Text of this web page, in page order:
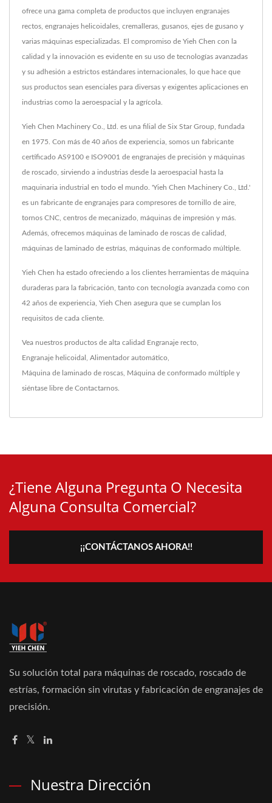
ofrece una gama completa de productos que incluyen engranajes
rectos, engranajes helicoidales, cremalleras, gusanos, ejes de gusano y
varias máquinas especializadas. El compromiso de Yieh Chen con la
calidad y la innovación es evidente en su uso de tecnologías avanzadas
y su adhesión a estrictos estándares internacionales, lo que hace que
sus productos sean esenciales para diversas y exigentes aplicaciones en
industrias como la aeroespacial y la agrícola.
Yieh Chen Machinery Co., Ltd. es una filial de Six Star Group, fundada
en 1975. Con más de 40 años de experiencia, somos un fabricante
certificado AS9100 e ISO9001 de engranajes de precisión y máquinas
de roscado, sirviendo a industrias desde la aeroespacial hasta la
maquinaria industrial en todo el mundo. 'Yieh Chen Machinery Co., Ltd.'
es un fabricante de engranajes para compresores de tornillo de aire,
tornos CNC, centros de mecanizado, máquinas de impresión y más.
Además, ofrecemos máquinas de laminado de roscas de calidad,
máquinas de laminado de estrías, máquinas de conformado múltiple.
Yieh Chen ha estado ofreciendo a los clientes herramientas de máquina
duraderas para la fabricación, tanto con tecnología avanzada como con
42 años de experiencia, Yieh Chen asegura que se cumplan los
requisitos de cada cliente.
Vea nuestros productos de alta calidad Engranaje recto
Engranaje helicoidal Alimentador automático
Máquina de laminado de roscas Máquina de conformado múltiple y
siéntase libre de Contactarnos
¿Tiene Alguna Pregunta O Necesita
Alguna Consulta Comercial?
¡¡CONTÁCTANOS AHORA!!
Su solución total para máquinas de roscado, roscado de
estrías, formación sin virutas y fabricación de engranajes de
precisión.
Nuestra Dirección